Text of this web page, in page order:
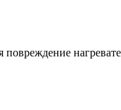
повреждение